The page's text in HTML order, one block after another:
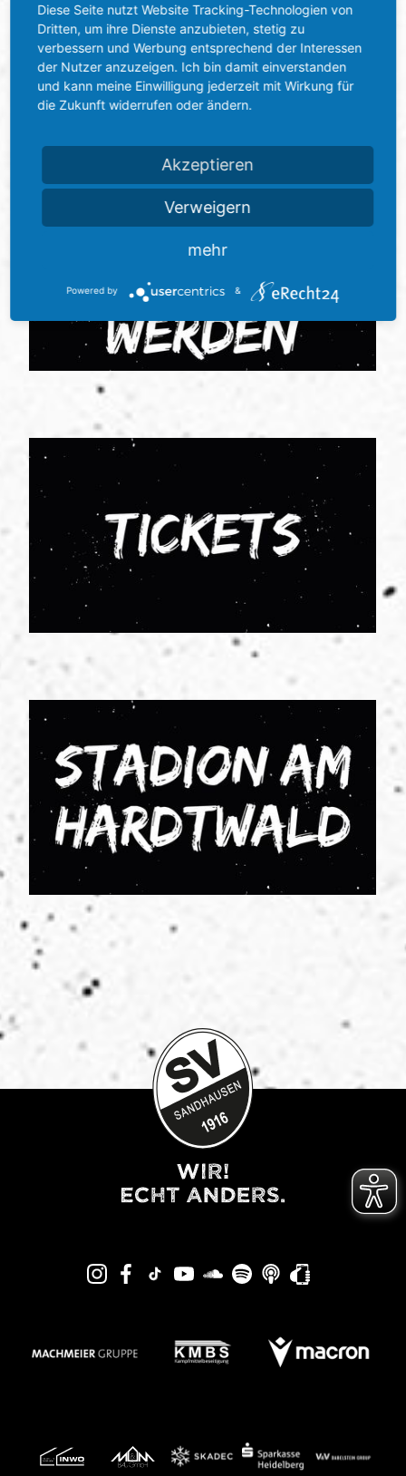
Diese Seite nutzt Website Tracking-Technologien von
Dritten, um ihre Dienste anzubieten, stetig zu
verbessern und Werbung entsprechend der Interessen
der Nutzer anzuzeigen. Ich bin damit einverstanden
und kann meine Einwilligung jederzeit mit Wirkung für
die Zukunft widerrufen oder ändern.
Akzeptieren
Verweigern
mehr
Powered by &